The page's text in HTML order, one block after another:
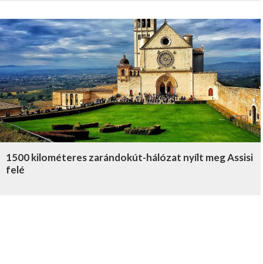
1500 kilométeres zarándokút-hálózat nyílt meg Assisi
felé